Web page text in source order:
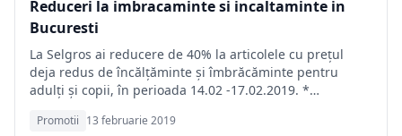
Reduceri la imbracaminte si incaltaminte in
Bucuresti
La Selgros ai reducere de 40% la articolele cu preţul
deja redus de încălțăminte și îmbrăcăminte pentru
adulți și copii, în perioada 14.02 -17.02.2019. *
marcat, și sunt valabile în toate magazinele Selgros în
Promotii 13 februarie 2019